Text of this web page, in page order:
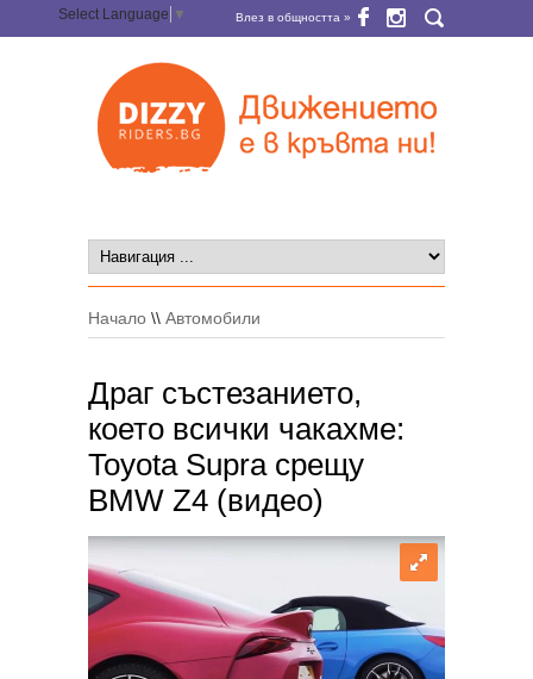
Select Language ▼ Влез в общността »
Начало \\ Автомобили
Драг състезанието,
което всички чакахме:
Toyota Supra срещу
BMW Z4 (видео)